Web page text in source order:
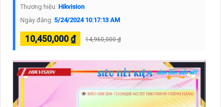
Thương hiệu: Hikvision
Ngày đăng: 5/24/2024 10:17:13 AM
10,450,000 ₫ 14,960,000 ₫